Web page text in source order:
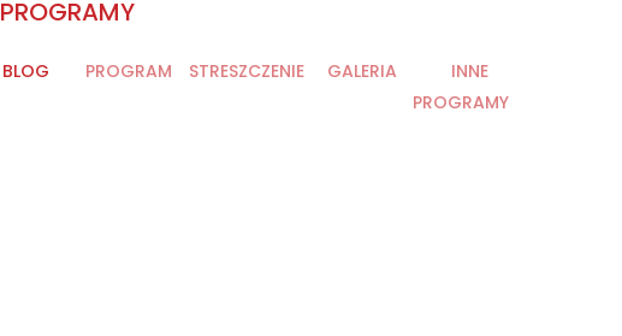
PROGRAMY
BLOG PROGRAM STRESZCZENIE GALERIA
INNE
PROGRAMY